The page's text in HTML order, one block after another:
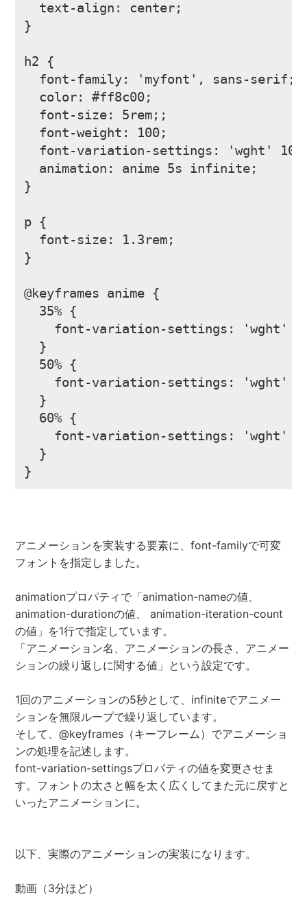
  text-align: center;
}
h2 {
  font-family: 'myfont', sans-serif;
  color: #ff8c00;
  font-size: 5rem;;
  font-weight: 100;
font-variation-settings: 'wght'
  animation: anime 5s infinite;
}
p {
  font-size: 1.3rem;
}
@keyframes anime {
  35% {
font-variation-settings: 'wght'
  }
  50% {
font-variation-settings: 'wght'
  }
  60% {
font-variation-settings: 'wght'
  }
}
アニメーションを実装する要素に、font-familyで可変
フォントを指定しました。
animationプロパティで「animation-nameの値、
animation-durationの値、 animation-iteration-count
の値」を1行で指定しています。
「アニメーション名、アニメーションの長さ、アニメー
ションの繰り返しに関する値」という設定です。
1回のアニメーションの5秒として、infiniteでアニメー
ションを無限ループで繰り返しています。
そして、@keyframes（キーフレーム）でアニメーショ
ンの処理を記述します。
font-variation-settingsプロパティの値を変更させま
す。フォントの太さと幅を太く広くしてまた元に戻すと
いったアニメーションに。
以下、実際のアニメーションの実装になります。
動画（3分ほど）